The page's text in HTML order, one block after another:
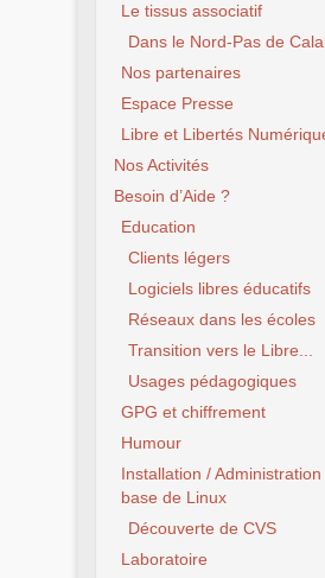
Le tissus associatif
Dans le Nord-Pas de
Nos partenaires
Espace Presse
Libre et Libertés
Nos Activités
Besoin d’Aide ?
Education
Clients légers
Logiciels libres éducatifs
Réseaux dans les écoles
Transition vers le Libre...
Usages pédagogiques
GPG et chiffrement
Humour
Installation / Administration
base de Linux
Découverte de CVS
Laboratoire